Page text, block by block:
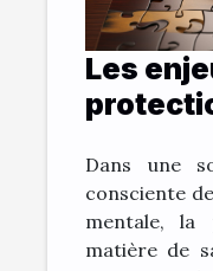
Les
mentale
Dans une
consciente
mentale, la
matière de